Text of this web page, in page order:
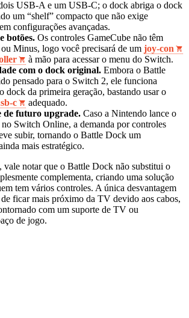
USB‑A e um USB‑C; o dock abriga o dock
um “shelf” compacto que não exige
configurações avançadas.
botões. Os controles GameCube não têm
Minus, logo você precisará de um joy‑con
à mão para acessar o menu do Switch.
com o dock original. Embora o Battle
pensado para o Switch 2, ele funciona
dock da primeira geração, bastando usar o
adequado.
de futuro upgrade. Caso a Nintendo lance o
no Switch Online, a demanda por controles
subir, tornando o Battle Dock um
mais estratégico.
vale notar que o Battle Dock não substitui o
complementa, criando uma solução
tem vários controles. A única desvantagem
de ficar mais próximo da TV devido aos cabos,
com um suporte de TV ou
de jogo.